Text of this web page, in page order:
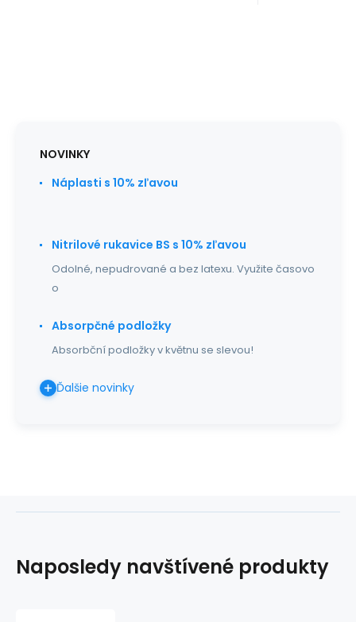
NOVINKY
Náplasti s 10% zľavou
Nitrilové rukavice BS s 10% zľavou
Odolné, nepudrované a bez latexu. Využite časovo
o
Absorpčné podložky
Absorbční podložky v květnu se slevou!
Ďalšie novinky
Naposledy navštívené produkty